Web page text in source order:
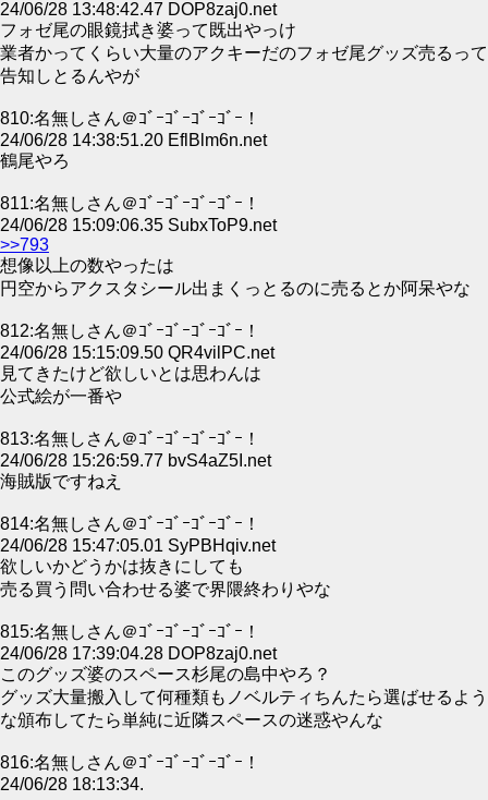
24/06/28 13:48:42.47 DOP8zaj0.net
フォゼ尾の眼鏡拭き婆って既出やっけ
業者かってくらい大量のアクキーだのフォゼ尾グッズ売るって
告知しとるんやが
810:名無しさん＠ｺﾞｰｺﾞｰｺﾞｰｺﾞｰ！
24/06/28 14:38:51.20 EflBlm6n.net
鶴尾やろ
811:名無しさん＠ｺﾞｰｺﾞｰｺﾞｰｺﾞｰ！
24/06/28 15:09:06.35 SubxToP9.net
>>793
想像以上の数やったは
円空からアクスタシール出まくっとるのに売るとか阿呆やな
812:名無しさん＠ｺﾞｰｺﾞｰｺﾞｰｺﾞｰ！
24/06/28 15:15:09.50 QR4vilPC.net
見てきたけど欲しいとは思わんは
公式絵が一番や
813:名無しさん＠ｺﾞｰｺﾞｰｺﾞｰｺﾞｰ！
24/06/28 15:26:59.77 bvS4aZ5I.net
海賊版ですねえ
814:名無しさん＠ｺﾞｰｺﾞｰｺﾞｰｺﾞｰ！
24/06/28 15:47:05.01 SyPBHqiv.net
欲しいかどうかは抜きにしても
売る買う問い合わせる婆で界隈終わりやな
815:名無しさん＠ｺﾞｰｺﾞｰｺﾞｰｺﾞｰ！
24/06/28 17:39:04.28 DOP8zaj0.net
このグッズ婆のスペース杉尾の島中やろ？
グッズ大量搬入して何種類もノベルティちんたら選ばせるよう
な頒布してたら単純に近隣スペースの迷惑やんな
816:名無しさん＠ｺﾞｰｺﾞｰｺﾞｰｺﾞｰ！
24/06/28 18:13:34.